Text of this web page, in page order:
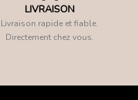
LIVRAISON
Livraison rapide et fiable.
Directement chez vous.